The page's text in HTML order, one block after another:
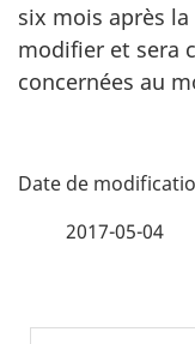
six mois après
modifier et sera
concernées au
D
a
2017-05-04